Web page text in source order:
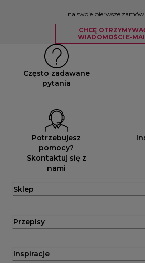
na swoje pierwsze
CHCĘ
WIADOMOŚCI E-
Często zadawane
pytania
Potrzebujesz
pomocy?
Skontaktuj się z
nami
Sklep
Przepisy
Inspiracje